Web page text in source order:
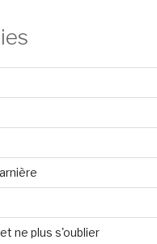
ne plus s'oublier